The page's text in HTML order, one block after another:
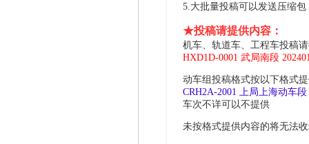
5.大批量投稿可以发送压缩
★投稿请提供内容：
机车、轨道车、工程车投稿
HXD1D-0001 武局南段
动车组投稿格式按以下格式
CRH2A-2001 上局上海动车
车次不详可以不提供
未按格式提供内容的将无法